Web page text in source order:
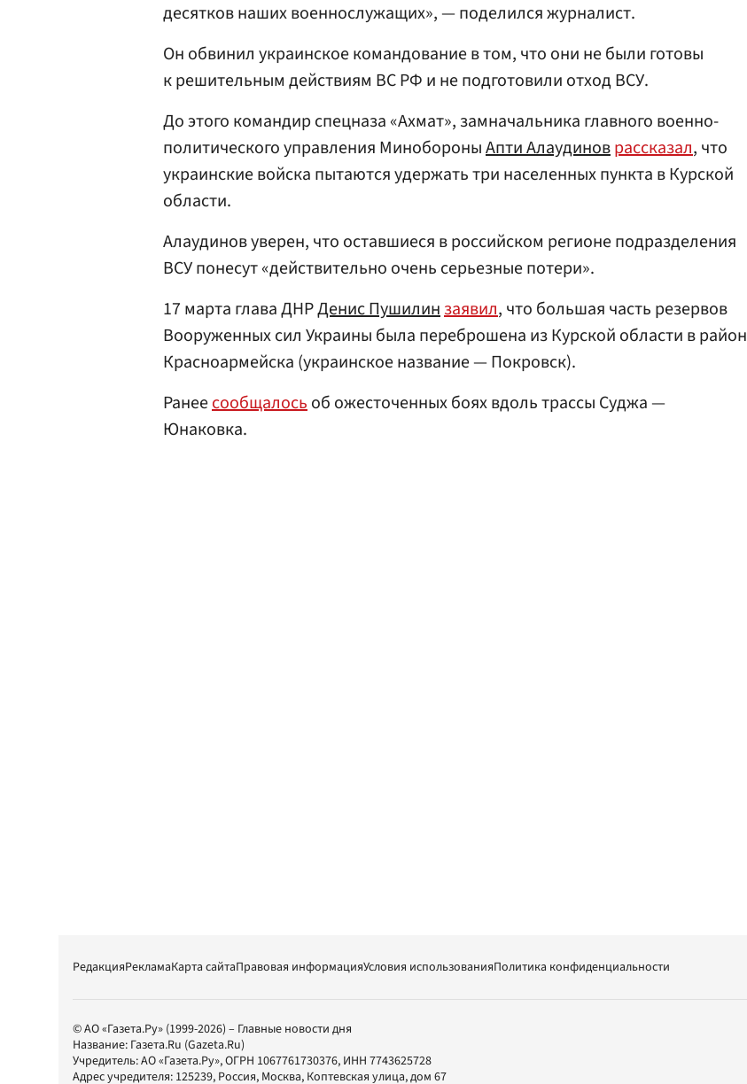
десятков наших военнослужащих», — поделился журналист.
Он обвинил украинское командование в том, что они не были готовы
к решительным действиям ВС РФ и не подготовили отход ВСУ.
До этого командир спецназа «Ахмат», замначальника главного военно-
политического управления МинобороныАпти Алаудиноврассказал, что
украинские войска пытаются удержать три населенных пункта в Курской
области.
Алаудинов уверен, что оставшиеся в российском регионе подразделения
ВСУ понесут «действительно очень серьезные потери».
17 марта глава ДНРДенис Пушилинзаявил, что большая часть резервов
Вооруженных сил Украины была переброшена из Курской области в район
Красноармейска (украинское название — Покровск).
Ранеесообщалосьоб ожесточенных боях вдоль трассы Суджа —
Юнаковка.
РедакцияРекламаКарта сайтаПравовая информацияУсловия использованияПолитика конфиденциальности
© АО «Газета.Ру» (1999-2026) – Главные новости дня
Название: Газета.Ru (Gazeta.Ru)
Учредитель:АО «Газета.Ру», ОГРН 1067761730376, ИНН 7743625728
Адрес учредителя: 125239, Россия, Москва, Коптевская улица, дом 67